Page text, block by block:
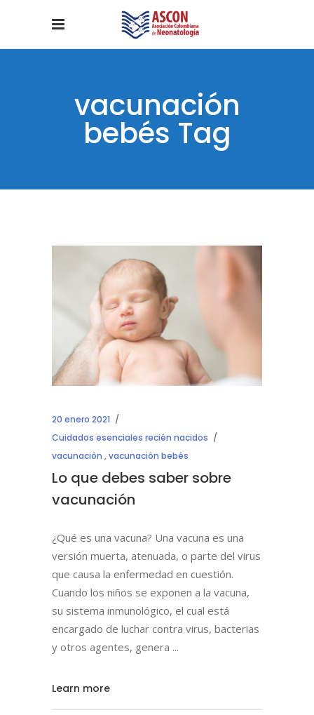
vacunación
bebés Tag
20 enero 2021
Cuidados esenciales recién nacidos
vacunación ,vacunación bebés
Lo que debes saber sobre
vacunación
¿Qué es una vacuna? Una vacuna es una
versión muerta, atenuada, o parte del virus
que causa la enfermedad en cuestión.
Cuando los niños se exponen a la vacuna,
su sistema inmunológico, el cual está
encargado de luchar contra virus, bacterias
y otros agentes, genera
Learn more